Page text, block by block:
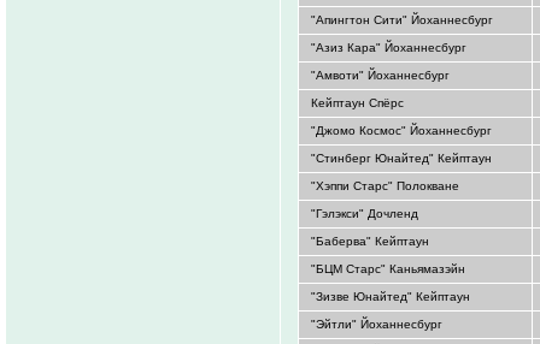
"Апингтон Сити" Йоханнесбург
"Азиз Кара" Йоханнесбург
"Амвоти" Йоханнесбург
Кейптаун Спёрс
"Джомо Космос" Йоханнесбург
"Стинберг Юнайтед" Кейптаун
"Хэппи Старс" Полокване
"Гэлэкси" Дочленд
"Баберва" Кейптаун
"БЦМ Старс" Каньямазэйн
"Зизве Юнайтед" Кейптаун
"Эйтли" Йоханнесбург